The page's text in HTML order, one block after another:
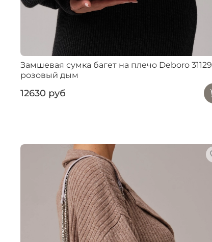
Замшевая сумка багет на плечо Deboro 31129
розовый дым
12630 руб